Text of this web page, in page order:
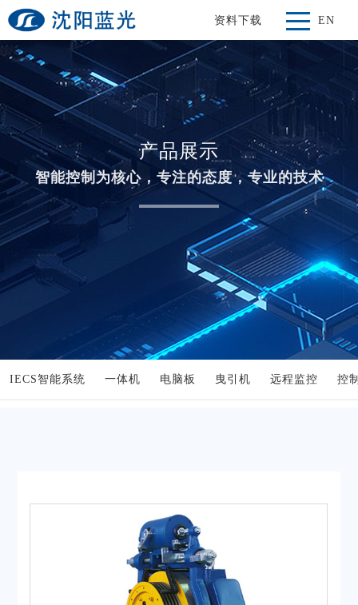
EN
资料下载
产品展示
智能控制为核心，专注的态度，专业的技术
IECS智能系统 一体机 电脑板 曳引机 远程监控 控